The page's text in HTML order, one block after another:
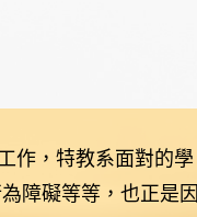
作，特教系面對的學
障礙等等，也正是因